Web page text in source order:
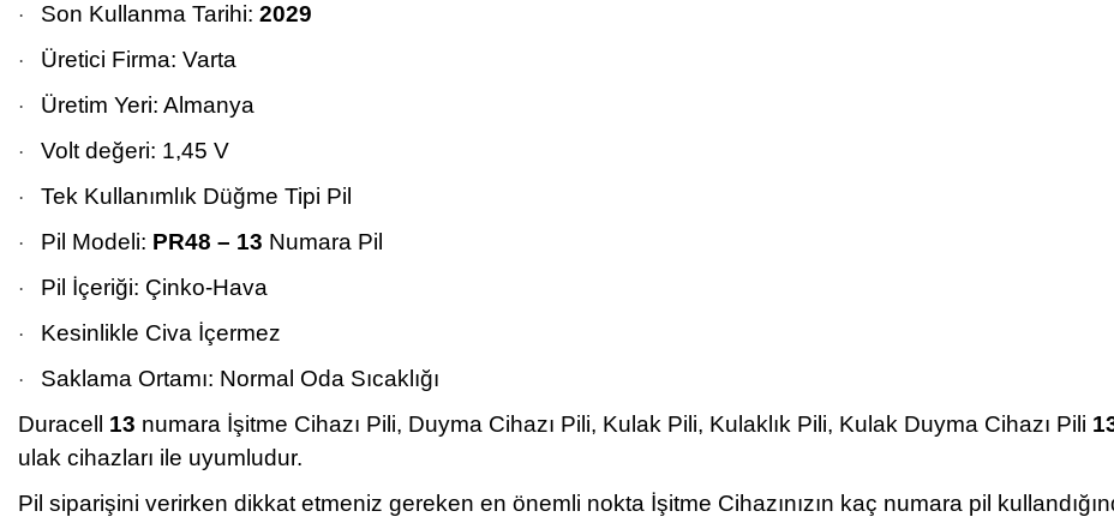
· Son Kullanma Tarihi: 2029
· Üretici Firma: Varta
· Üretim Yeri: Almanya
· Volt değeri: 1,45 V
· Tek Kullanımlık Düğme Tipi Pil
· Pil Modeli: PR48 – 13 Numara Pil
· Pil İçeriği: Çinko-Hava
· Kesinlikle Civa İçermez
·
Saklama Ortamı: Normal Oda Sıcaklığı
Duracell 13 numara İşitme Cihazı Pili, Duyma Cihazı Pili, Kulak Pili, Kulaklık Pili, Kulak Duyma Cihazı Pili
ulak cihazları ile uyumludur.
Pil siparişini verirken dikkat etmeniz gereken en önemli nokta İşitme Cihazınızın kaç numara pil